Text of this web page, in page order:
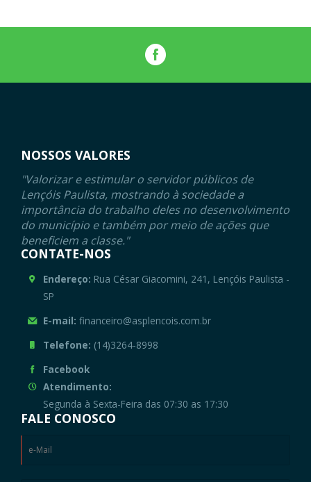
NOSSOS VALORES
"Valorizar e estimular o servidor públicos de
Lençóis Paulista, mostrando à sociedade a
importância do trabalho deles no desenvolvimento
do município e também por meio de ações que
beneficiem a classe."
CONTATE-NOS
Endereço: Rua César Giacomini, 241, Lençóis Paulista -
SP
E-mail: financeiro@asplencois.com.br
Telefone: (14)3264-8998
Facebook
Atendimento:
Segunda à Sexta-Feira das 07:30 as 17:30
FALE CONOSCO